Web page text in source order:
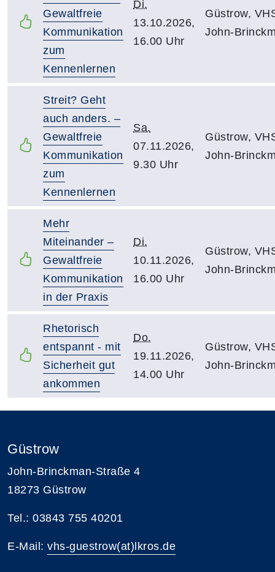
Gewaltfreie
Kommunikation
zum
Kennenlernen
Di.
13.10.2026,
16.00 Uhr
Güstrow,
John-
Streit? Geht
auch anders. –
Gewaltfreie
Kommunikation
zum
Kennenlernen
Sa.
07.11.2026,
9.30 Uhr
Güstrow,
John-
Mehr
Miteinander –
Gewaltfreie
Kommunikation
in der Praxis
Di.
10.11.2026,
16.00 Uhr
Güstrow,
John-
Rhetorisch
entspannt - mit
Sicherheit gut
ankommen
Do.
19.11.2026,
14.00 Uhr
Güstrow,
John-
Güstrow
John-Brinckman-Straße 4
18273 Güstrow
Tel.: 03843 755 40201
E-Mail: vhs-guestrow(at)lkros.de